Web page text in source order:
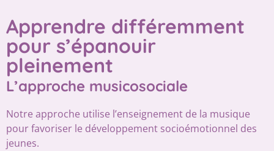
Apprendre différemment
pour s’épanouir
pleinement
L’approche musicosociale
Notre approche utilise l’enseignement de la musique
pour favoriser le développement socioémotionnel des
jeunes.